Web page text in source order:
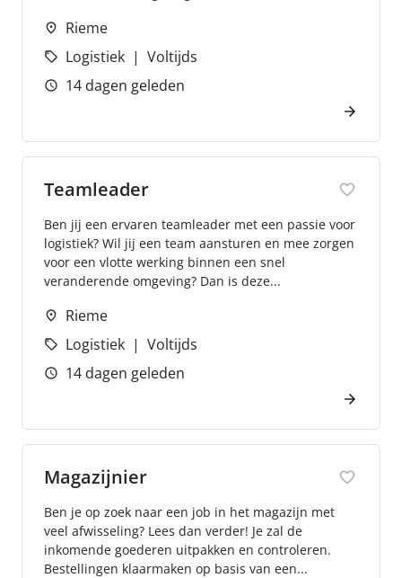
Rieme
Logistiek
Voltijds
14 dagen geleden
Teamleader
Ben jij een ervaren teamleader met een passie voor
logistiek? Wil jij een team aansturen en mee zorgen
voor een vlotte werking binnen een snel
veranderende omgeving? Dan is deze...
Rieme
Logistiek
Voltijds
14 dagen geleden
Magazijnier
Ben je op zoek naar een job in het magazijn met
veel afwisseling? Lees dan verder! Je zal de
inkomende goederen uitpakken en controleren.
Bestellingen klaarmaken op basis van een...